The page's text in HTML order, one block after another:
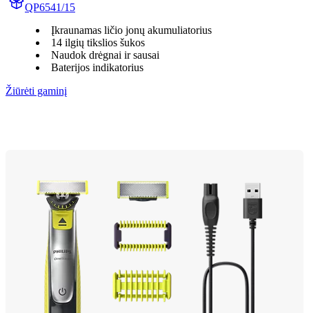
QP6541/15
Įkraunamas ličio jonų akumuliatorius
14 ilgių tikslios šukos
Naudok drėgnai ir sausai
Baterijos indikatorius
Žiūrėti gaminį